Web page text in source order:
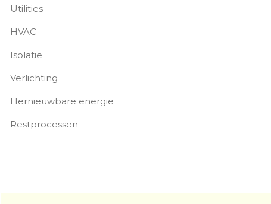
Utilities
HVAC
Isolatie
Verlichting
Hernieuwbare energie
Restprocessen